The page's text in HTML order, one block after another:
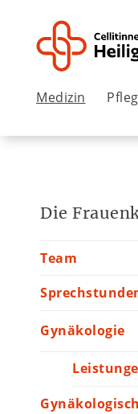
Medizin
Die
Team
Gynäkologie